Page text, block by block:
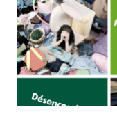
Juridique
Mot de l'éditeur